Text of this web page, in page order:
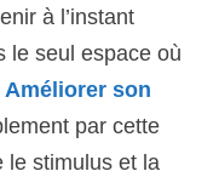
à l’instant
le seul espace où
Améliorer son
par cette
le stimulus et la